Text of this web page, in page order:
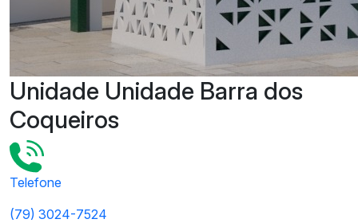
Unidade Unidade Barra dos
Coqueiros
Telefone
(79) 3024-7524